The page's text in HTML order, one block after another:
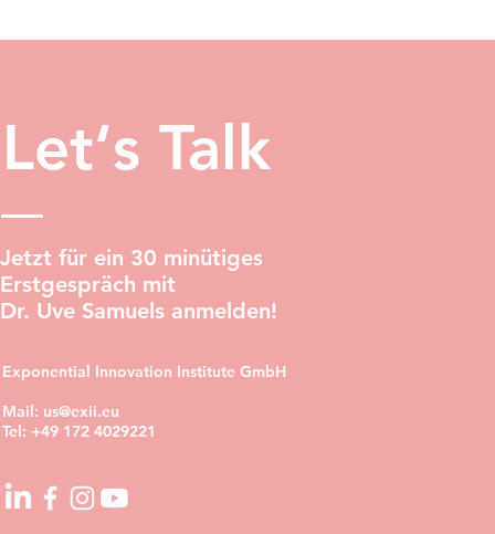
Let‘s Talk
Jetzt für ein 30 minütiges
Erstgespräch mit
Dr. Uve Samuels anmelden!
Exponential Innovation Institute GmbH
Mail: us@exii.eu
Tel: +49 172 4029221